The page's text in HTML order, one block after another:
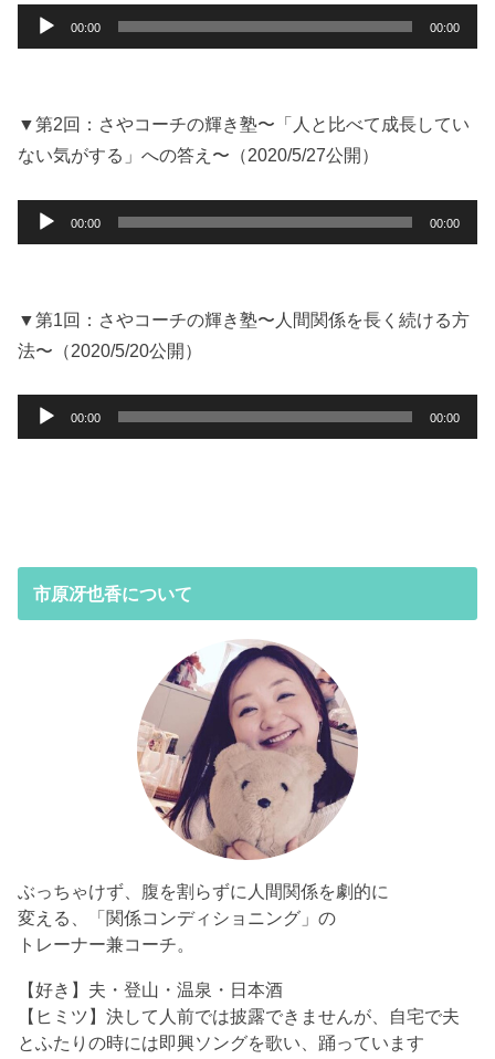
ー
ヤ
00:00 00:00
▼第2回：さやコーチの輝き塾〜「人と比べて成長してい
ない気がする」への答え〜（2020/5/27公開）
ー
ヤ
00:00 00:00
▼第1回：さやコーチの輝き塾〜人間関係を長く続ける方
法〜（2020/5/20公開）
ー
00:00 00:00
市原冴也香について
ぶっちゃけず、腹を割らずに人間関係を劇的に
変える、「関係コンディショニング」の
トレーナー兼コーチ。
【好き】夫・登山・温泉・日本酒
【ヒミツ】決して人前では披露できませんが、自宅で夫
とふたりの時には即興ソングを歌い、踊っています